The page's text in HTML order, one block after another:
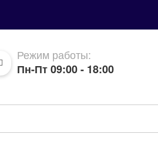
Режим работы:
Пн-Пт 09:00 - 18:00